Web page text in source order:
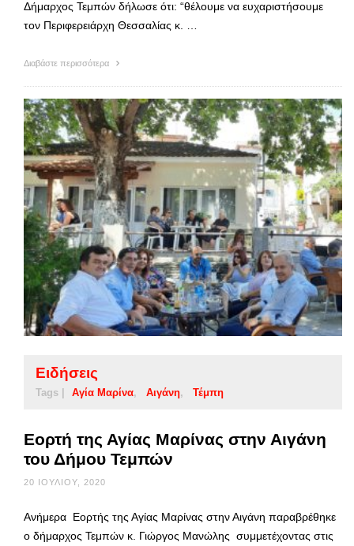
Δήμαρχος Τεμπών δήλωσε ότι: “θέλουμε να ευχαριστήσουμε
τον Περιφερειάρχη Θεσσαλίας κ. …
Διαβάστε περισσότερα
Ειδήσεις
Tags | Αγία Μαρίνα Αιγάνη Τέμπη
Εορτή της Αγίας Μαρίνας στην Αιγάνη
του Δήμου Τεμπών
20 ΙΟΥΛΊΟΥ, 2020
Ανήμερα Εορτής της Αγίας Μαρίνας στην Αιγάνη παραβρέθηκε
ο δήμαρχος Τεμπών κ. Γιώργος Μανώλης συμμετέχοντας στις